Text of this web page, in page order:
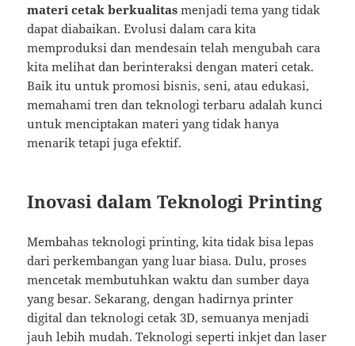
materi cetak berkualitas menjadi tema yang tidak
dapat diabaikan. Evolusi dalam cara kita
memproduksi dan mendesain telah mengubah cara
kita melihat dan berinteraksi dengan materi cetak.
Baik itu untuk promosi bisnis, seni, atau edukasi,
memahami tren dan teknologi terbaru adalah kunci
untuk menciptakan materi yang tidak hanya
menarik tetapi juga efektif.
Inovasi dalam Teknologi Printing
Membahas teknologi printing, kita tidak bisa lepas
dari perkembangan yang luar biasa. Dulu, proses
mencetak membutuhkan waktu dan sumber daya
yang besar. Sekarang, dengan hadirnya printer
digital dan teknologi cetak 3D, semuanya menjadi
jauh lebih mudah. Teknologi seperti inkjet dan laser